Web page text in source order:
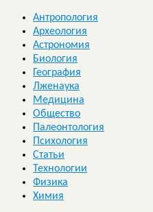
Антропология
Археология
Астрономия
Биология
География
Лженаука
Медицина
Общество
Палеонтология
Психология
Статьи
Технологии
Физика
Химия